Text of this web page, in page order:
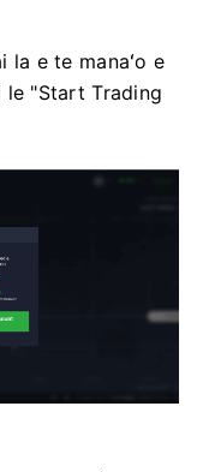
la e te manaʻo e
le "Start Trading